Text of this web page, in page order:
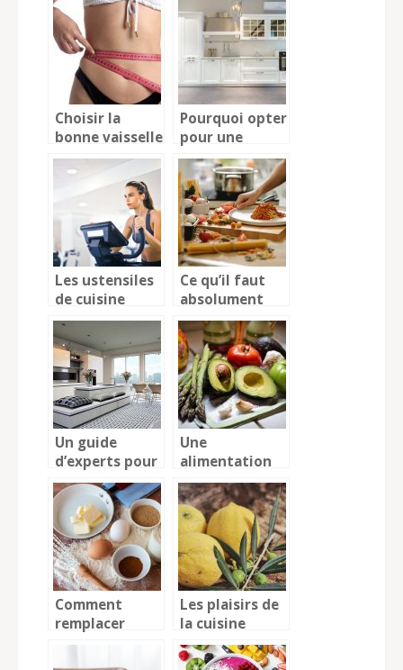
Choisir la
bonne vaisselle
et les bonnes
habitudes pour
mincir
Pourquoi opter
pour une
friteuse
electrique ?
Les ustensiles
de cuisine
indispensables
pour la
nutrition saine
et sportive
Ce qu’il faut
absolument
avoir pour
cuisiner!
Un guide
d’experts pour
la conception
d’une cuisine
Une
alimentation
saine pour un
bien-être
assurée
Comment
remplacer
certains
Les plaisirs de
la cuisine
méditerranéenne